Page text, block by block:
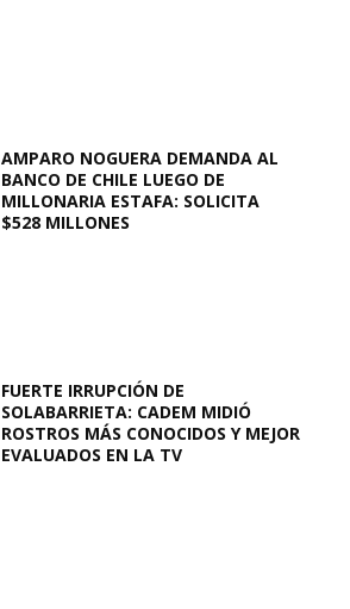
AMPARO NOGUERA DEMANDA AL
BANCO DE CHILE LUEGO DE
MILLONARIA ESTAFA: SOLICITA
$528 MILLONES
FUERTE IRRUPCIÓN DE
SOLABARRIETA: CADEM MIDIÓ
ROSTROS MÁS CONOCIDOS Y MEJOR
EVALUADOS EN LA TV